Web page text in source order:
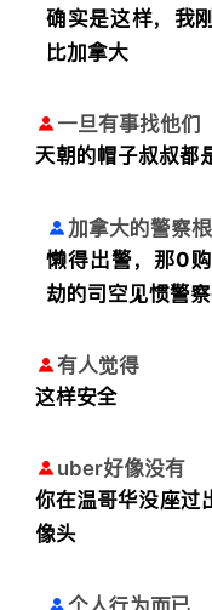
确实是这样，我
比加拿大
一旦有事找他们
天朝的帽子叔叔都
加拿大的警察
懒得出警，那0
劫的司空见惯警
有人觉得
这样安全
uber好像没有
你在温哥华没座过
像头